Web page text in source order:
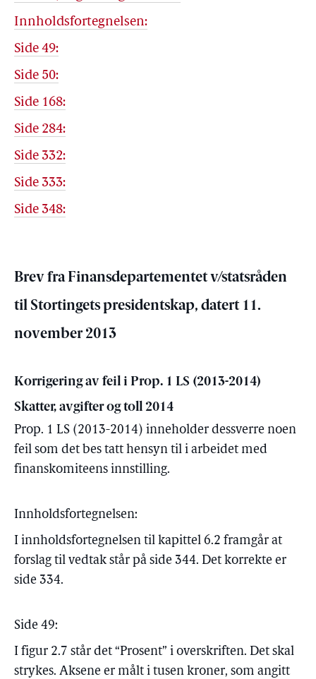
Innholdsfortegnelsen:
Side 49:
Side 50:
Side 168:
Side 284:
Side 332:
Side 333:
Side 348:
Brev fra Finansdepartementet v/statsråden
til Stortingets presidentskap, datert 11.
november 2013
Korrigering av feil i Prop. 1 LS (2013-2014)
Skatter, avgifter og toll 2014
Prop. 1 LS (2013-2014) inneholder dessverre noen
feil som det bes tatt hensyn til i arbeidet med
finanskomiteens innstilling.
Innholdsfortegnelsen:
I innholdsfortegnelsen til kapittel 6.2 framgår at
forslag til vedtak står på side 344. Det korrekte er
side 334.
Side 49:
I figur 2.7 står det “Prosent” i overskriften. Det skal
strykes. Aksene er målt i tusen kroner, som angitt